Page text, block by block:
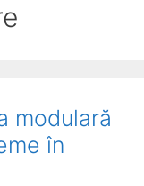
modulară
în